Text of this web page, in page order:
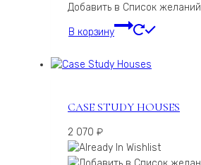
Добавить в Список желаний
В корзину
CASE STUDY HOUSES
2 070 ₽